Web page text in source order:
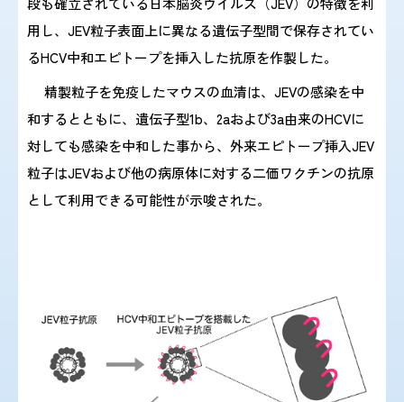
用し、JEV粒子表面上に異なる遺伝子型間で保存されてい
るHCV中和エピトープを挿入した抗原を作製した。
精製粒子を免疫したマウスの血清は、JEVの感染を中
和するとともに、遺伝子型1b、2aおよび3a由来のHCVに
対しても感染を中和した事から、外来エピトープ挿入JEV
粒子はJEVおよび他の病原体に対する二価ワクチンの抗原
として利用できる可能性が示唆された。